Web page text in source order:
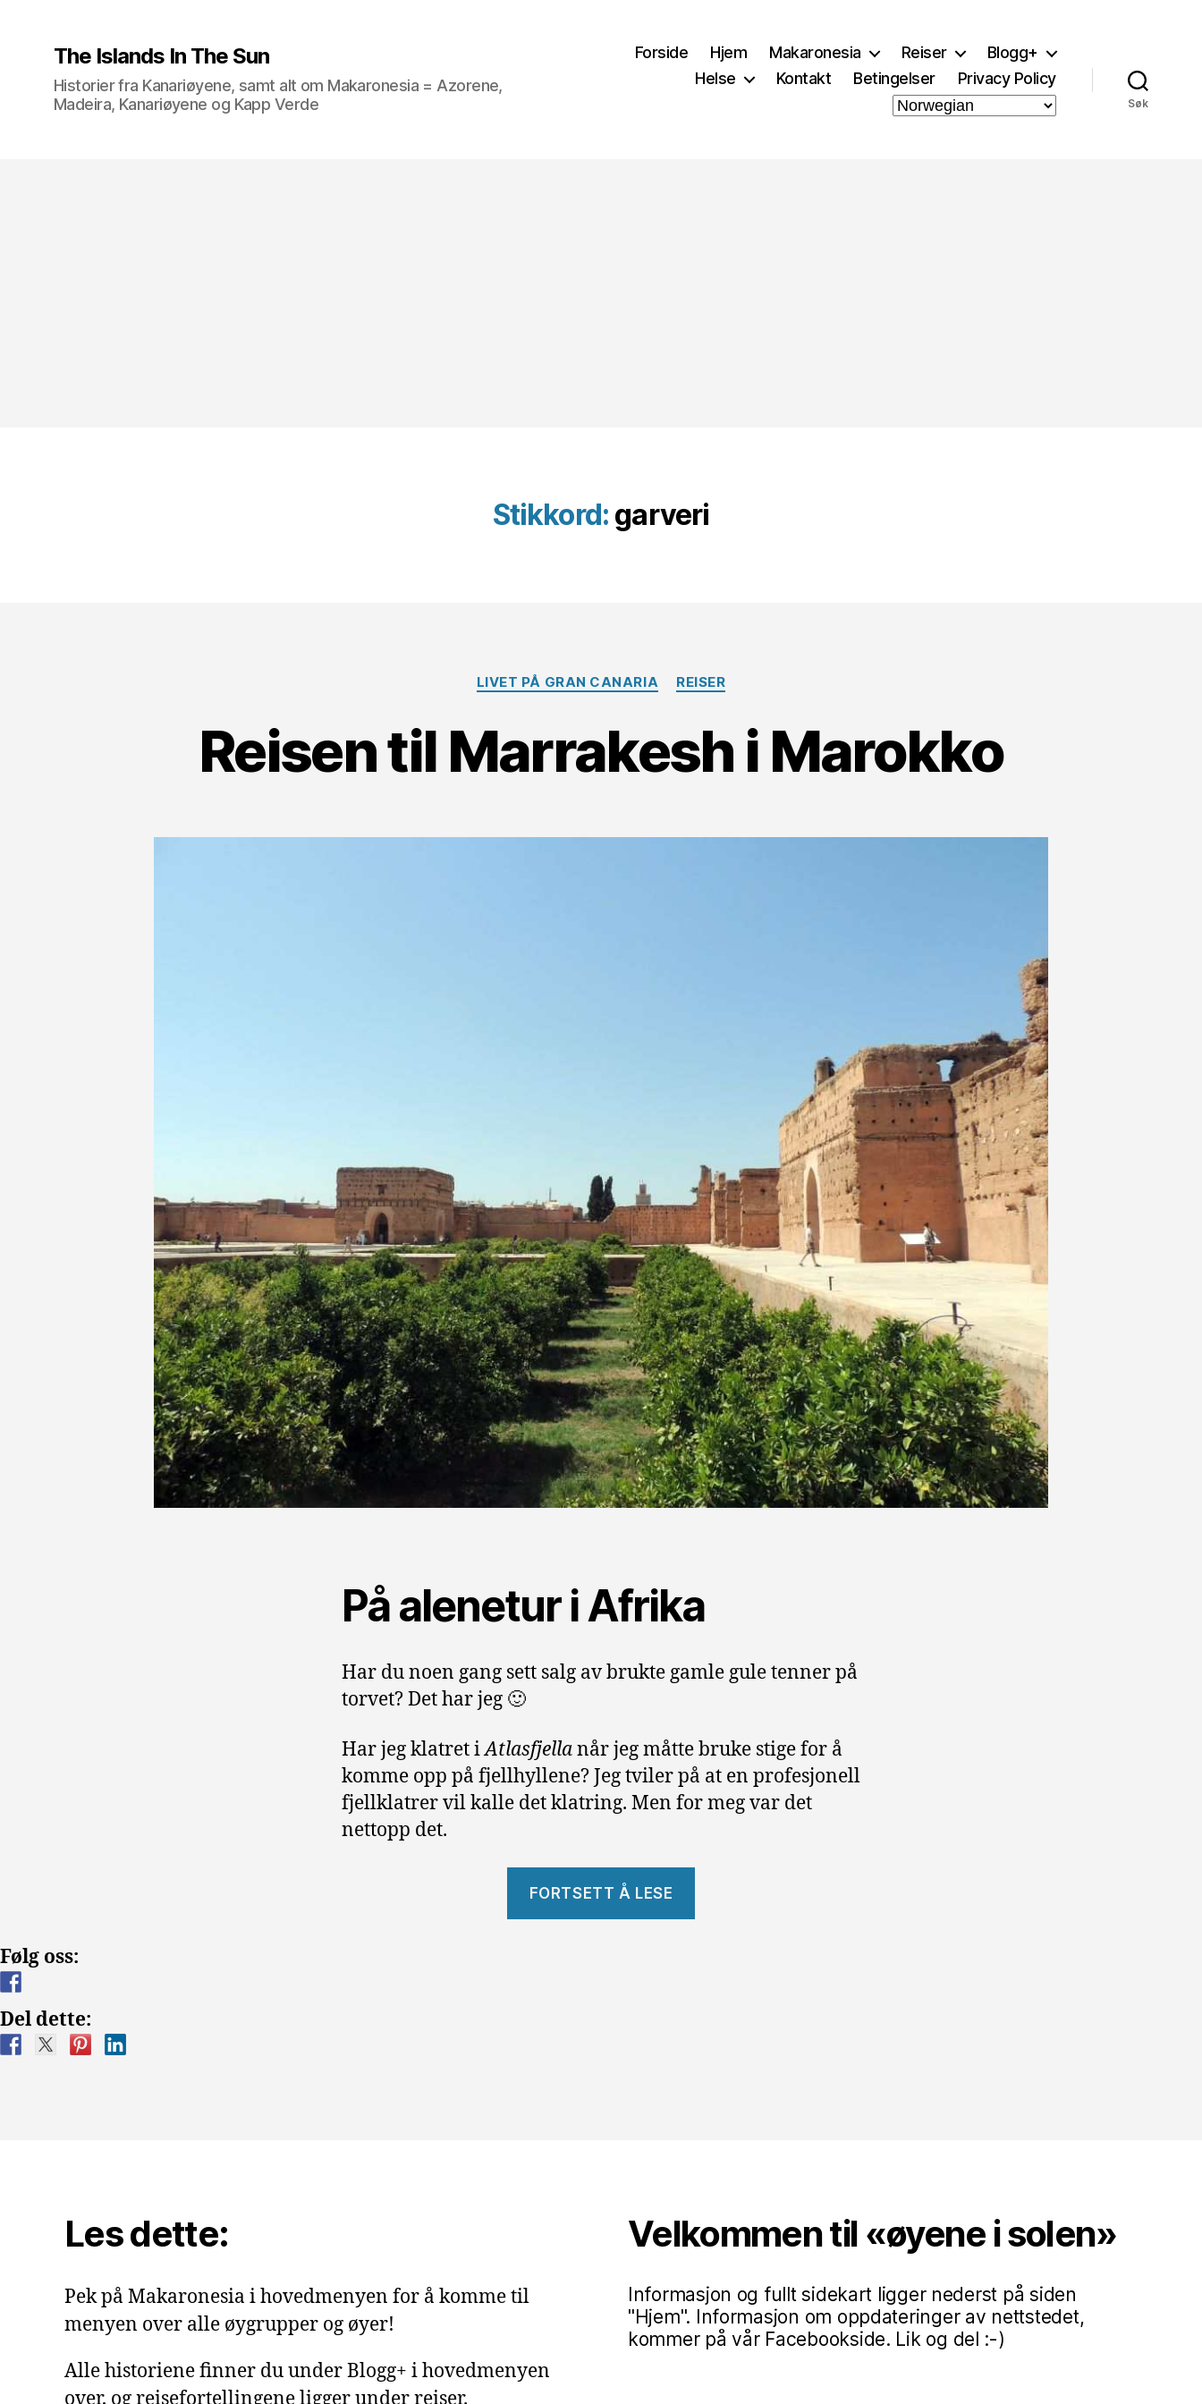
The Islands In The Sun
Historier fra Kanariøyene, samt alt om Makaronesia = Azorene,
Madeira, Kanariøyene og Kapp Verde
Forside Hjem Makaronesia Reiser
Blogg+
Helse
Kontakt Betingelser Privacy Policy
Søk
Stikkord: garveri
Kategorier
LIVET PÅ GRAN CANARIA REISER
Reisen til Marrakesh i Marokko
På alenetur i Afrika
Har du noen gang sett salg av brukte gamle gule tenner på
torvet? Det har jeg 🙂
Har jeg klatret iAtlasfjellanår jeg måtte bruke stige for å
komme opp på fjellhyllene? Jeg tviler på at en profesjonell
fjellklatrer vil kalle det klatring. Men for meg var det
nettopp det.
FORTSETT Å LESE
Følg oss:
Del dette:
Les dette:
Pek på Makaronesia i hovedmenyen for å komme til
menyen over alle øygrupper og øyer!
Alle historiene finner du under Blogg+ i hovedmenyen
over, og reisefortellingene ligger under reiser.
Velkommen til «øyene i solen»
Informasjon og fullt sidekart ligger nederst på siden
"Hjem". Informasjon om oppdateringer av nettstedet,
kommer på vår Facebookside. Lik og del :-)